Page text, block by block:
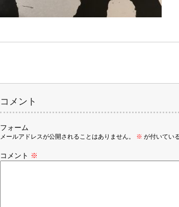
コメント
フォーム
メールアドレスが公開されることはありません。 ※ が付いてい
コメント ※